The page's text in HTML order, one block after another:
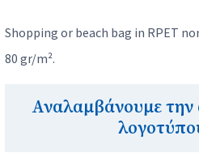
Shopping or beach bag in RPET
80 gr/m².
Αναλαμβάνουμε